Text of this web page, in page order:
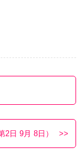
2日 9月 8日）